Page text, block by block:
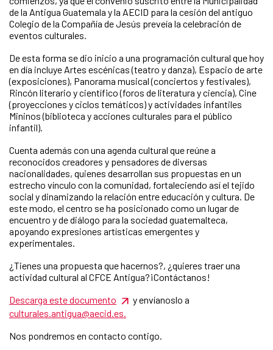
de la Antigua Guatemala y la AECID para la cesión del antiguo
Colegio de la Compañía de Jesús preveía la celebración de
eventos culturales.
De esta forma se dio inicio a una programación cultural que hoy
en día incluye Artes escénicas (teatro y danza), Espacio de arte
(exposiciones), Panorama musical (conciertos y festivales),
Rincón literario y científico (foros de literatura y ciencia), Cine
(proyecciones y ciclos temáticos) y actividades infantiles
Mininos (biblioteca y acciones culturales para el público
infantil).
Cuenta además con una agenda cultural que reúne a
reconocidos creadores y pensadores de diversas
nacionalidades, quienes desarrollan sus propuestas en un
estrecho vínculo con la comunidad, fortaleciendo así el tejido
social y dinamizando la relación entre educación y cultura. De
este modo, el centro se ha posicionado como un lugar de
encuentro y de diálogo para la sociedad guatemalteca,
apoyando expresiones artísticas emergentes y
experimentales.​
¿Tienes una propuesta que hacernos?, ¿quieres traer una
actividad cultural al CFCE Antigua?¡Contáctanos!
Descarga este documento
y envíanoslo a
culturales.antigua@aecid.es.
Nos pondremos en contacto contigo.